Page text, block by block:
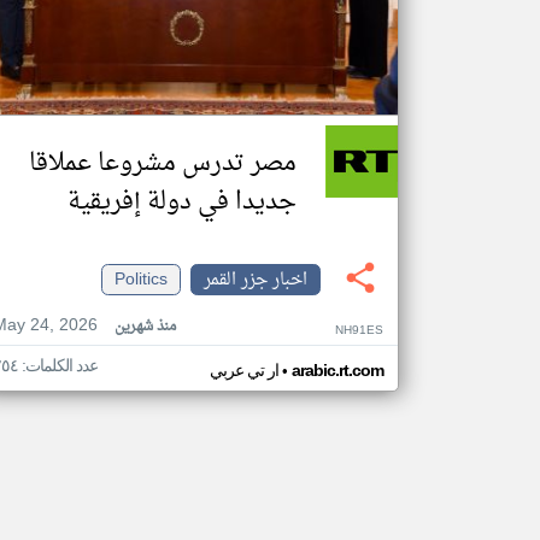
مصر تدرس مشروعا عملاقا
جديدا في دولة إفريقية
اخبار جزر القمر
Politics
24, 2026
منذ شهرين NH91ES
ار تي عربي• arabic.rt.com عدد الكلمات: ٢٥٤